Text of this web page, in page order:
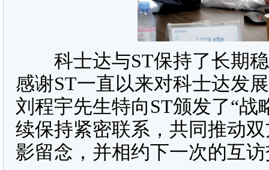
科士达与ST保持了长期稳
感谢ST一直以来对科士达发
刘程宇先生特向ST颁发了“战
续保持紧密联系，共同推动
影留念，并相约下一次的互